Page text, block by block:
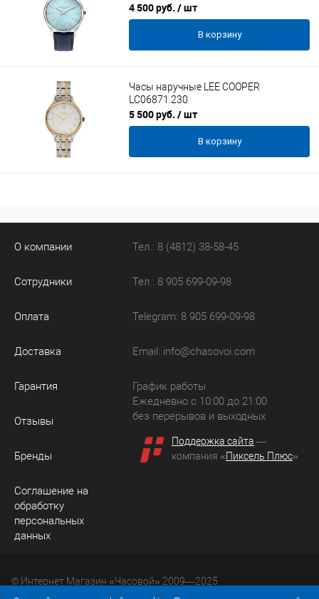
4 500 руб. / шт
В корзину
Часы наручные LEE COOPER
LC06871.230
5 500 руб. / шт
В корзину
О компании
Сотрудники
Оплата
Доставка
Гарантия
Отзывы
Бренды
Соглашение на
обработку
персональных
данных
Тел.: 8 (4812) 38-58-45
Тел.: 8 905 699-09-98
Telegram: 8 905 699-09-98
Email: info@chasovoi.com
График работы
Ежедневно с 10:00 до 21:00
без перерывов и выходных
Поддержка сайта —
компания «Пиксель Плюс»
© Интернет Магазин «Часовой» 2009—2025
Юридический адрес: 214036 Россия, г. Смоленск, ул.